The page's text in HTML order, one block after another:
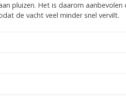
pluizen. Het is daarom
de vacht veel minder snel vervilt.